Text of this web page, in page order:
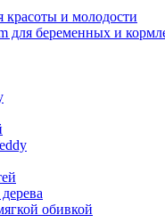
и молодости
для беременных и
обивкой